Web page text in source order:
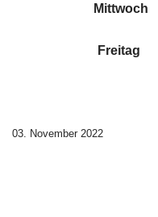
Mittwoch
Freitag
03. November 2022